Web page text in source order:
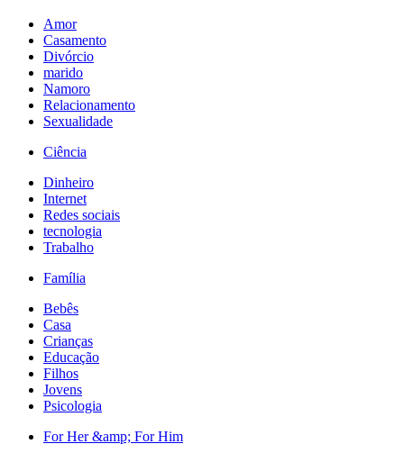
Amor
Casamento
Divórcio
marido
Namoro
Relacionamento
Sexualidade
Ciência
Dinheiro
Internet
Redes sociais
tecnologia
Trabalho
Família
Bebês
Casa
Crianças
Educação
Filhos
Jovens
Psicologia
For Her &amp; For Him